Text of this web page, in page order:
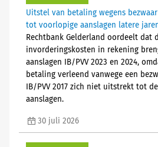
Uitstel van betaling wegens
tot voorlopige aanslagen latere
Rechtbank Gelderland oordeelt dat
invorderingskosten in rekening
aanslagen IB/PVV 2023 en 2024,
betaling verleend vanwege een
IB/PVV 2017 zich niet uitstrekt tot
aanslagen.
30 juli 2026